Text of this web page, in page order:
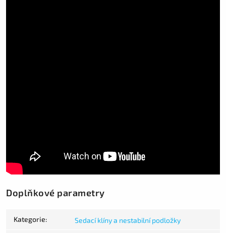
Doplňkové parametry
Kategorie: Sedací klíny a nestabilní podložky